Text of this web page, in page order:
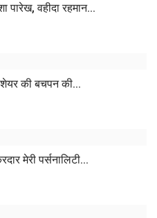
पारेख, वहीदा रहमान...
शेयर की बचपन की...
मेरी पर्सनालिटी...